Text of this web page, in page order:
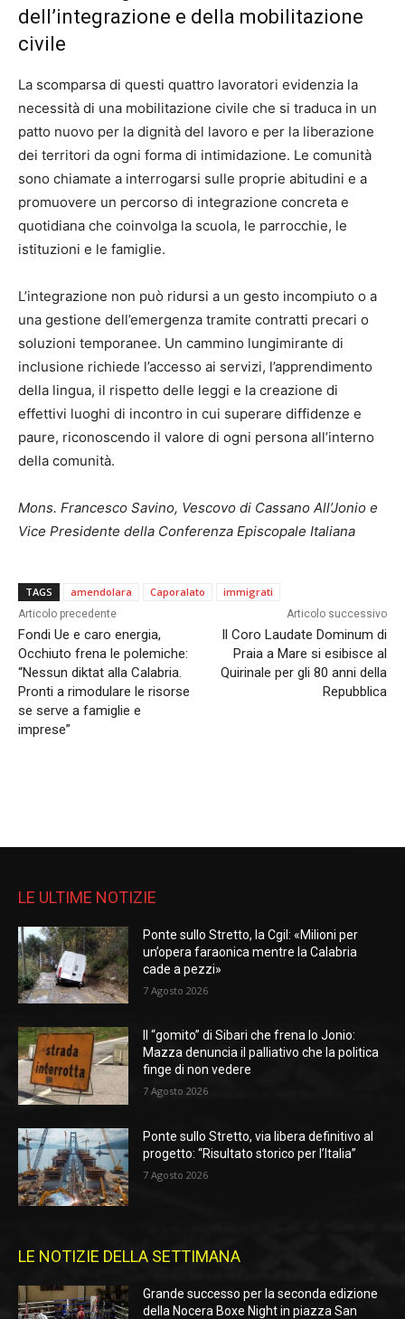
dell’integrazione e della mobilitazione
civile
La scomparsa di questi quattro lavoratori evidenzia la
necessità di una mobilitazione civile che si traduca in un
patto nuovo per la dignità del lavoro e per la liberazione
dei territori da ogni forma di intimidazione. Le comunità
sono chiamate a interrogarsi sulle proprie abitudini e a
promuovere un percorso di integrazione concreta e
quotidiana che coinvolga la scuola, le parrocchie, le
istituzioni e le famiglie.
L’integrazione non può ridursi a un gesto incompiuto o a
una gestione dell’emergenza tramite contratti precari o
soluzioni temporanee. Un cammino lungimirante di
inclusione richiede l’accesso ai servizi, l’apprendimento
della lingua, il rispetto delle leggi e la creazione di
effettivi luoghi di incontro in cui superare diffidenze e
paure, riconoscendo il valore di ogni persona all’interno
della comunità.
Mons. Francesco Savino, Vescovo di Cassano All’Jonio e
Vice Presidente della Conferenza Episcopale Italiana
TAGS amendolara Caporalato immigrati
Articolo precedente
Fondi Ue e caro energia,
Occhiuto frena le polemiche:
“Nessun diktat alla Calabria.
Pronti a rimodulare le risorse
se serve a famiglie e
imprese”
Articolo successivo
Il Coro Laudate Dominum di
Praia a Mare si esibisce al
Quirinale per gli 80 anni della
Repubblica
LE ULTIME NOTIZIE
Ponte sullo Stretto, la Cgil: «Milioni per
un’opera faraonica mentre la Calabria
cade a pezzi»
7 Agosto 2026
Il “gomito” di Sibari che frena lo Jonio:
Mazza denuncia il palliativo che la politica
finge di non vedere
7 Agosto 2026
Ponte sullo Stretto, via libera definitivo al
progetto: “Risultato storico per l’Italia”
7 Agosto 2026
LE NOTIZIE DELLA SETTIMANA
Grande successo per la seconda edizione
della Nocera Boxe Night in piazza San